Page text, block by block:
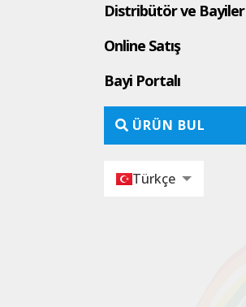
Distribütör ve Bayiler
Online Satış
Bayi Portalı
ÜRÜN BUL
Türkçe